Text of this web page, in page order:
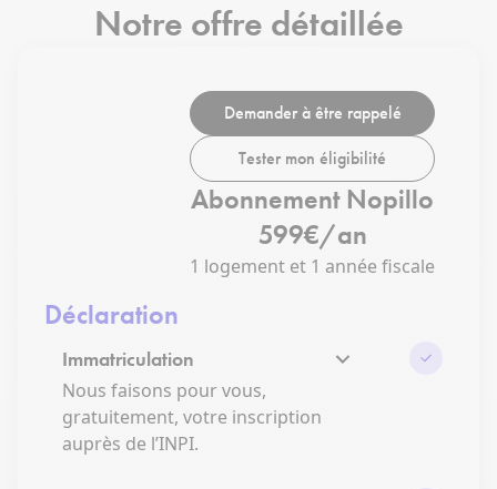
Notre offre détaillée
Demander à être rappelé
Tester mon éligibilité
Abonnement Nopillo
599€/an
1 logement et 1 année fiscale
Déclaration
Immatriculation
Nous faisons pour vous,
gratuitement, votre inscription
auprès de l’INPI.